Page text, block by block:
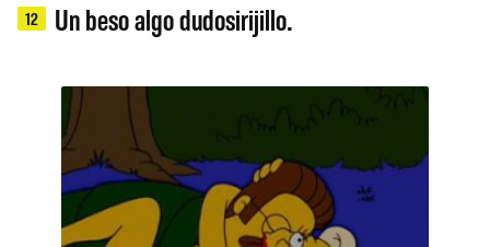
12 Un beso algo dudosirijillo.